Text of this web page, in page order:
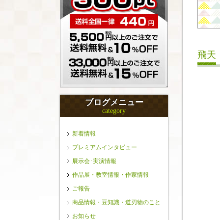
飛天
ブログメニュー
category
新着情報
プレミアムインタビュー
展示会･実演情報
作品展・教室情報・作家情報
ご報告
商品情報・豆知識・道刃物のこと
お知らせ